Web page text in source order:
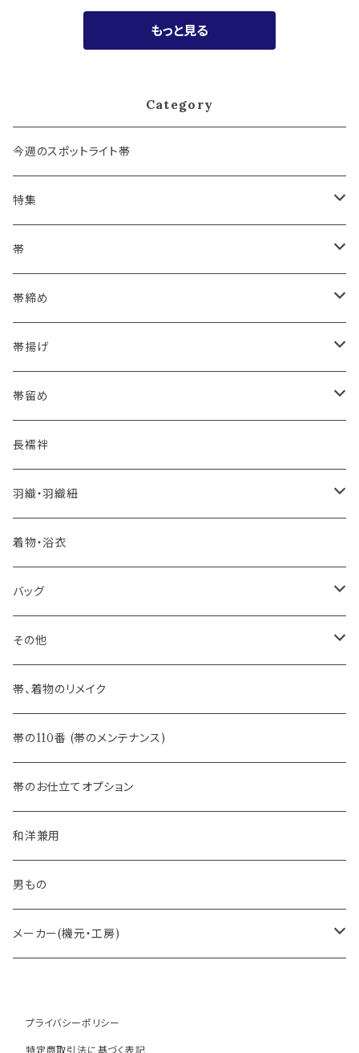
もっと見る
Category
今週のスポットライト帯
特集
浴衣にも！夏の帯揚げ
海のいろ ～sea-green～
格ある夏の名古屋帯（都の絽綴れ）
おとなの浴衣(有松 鳴海絞り)
自宅で洗える！本麻長襦袢
憧れの高級カジュアル帯
河合美術織物 訪問着に合わせる袋帯
訪問着に合わせるフォーマル帯
３万円台♪高見え袋帯・名古屋帯
帯
- 博多帯
夏・単衣用(夏帯)
- 西陣織
夏・単衣用(夏帯)
- 紬帯・自然布
- 琉球帯
- 染め帯
- 袋帯・洒落袋帯
- 名古屋帯
八寸名古屋帯 (松葉仕立て)
- オールシーズン帯
- 夏帯
- 半幅帯
- 大人兵児帯
- おびやオリジナル・別注
- オーダー帯
- 京袋帯・開き仕立て
- 新古帯、中古・リサイクル帯 (メンテナンス済み)
帯締め
- おびやオリジナル
- 細平唐組 (7mmスリム帯締め)
- 田中節子
帯揚げ
- おびやオリジナル
- 京都 三浦清商店
- 大津工房 荒尾ちどり
帯留め
-おびやオリジナル
長襦袢
羽織・羽織紐
-おびやオリジナル
着物・浴衣
バッグ
-おびやオリジナル
その他
-おびやオリジナル
-フィカレ
帯、着物のリメイク
帯の110番 (帯のメンテナンス)
帯のお仕立てオプション
和洋兼用
男もの
メーカー(機元・工房)
博多織 西村織物
プライバシーポリシー
特定商取引法に基づく表記